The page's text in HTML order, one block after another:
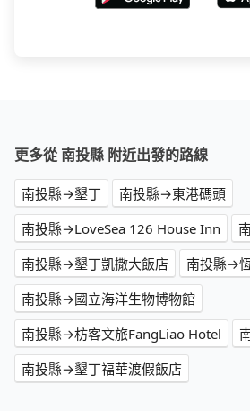
更多從 南投縣 附近出發的路線
南投縣→墾丁
南投縣→東港碼頭
南投縣→LoveSea 126 House Inn
南投縣→墾丁凱撒大飯店
南投縣→
南投縣→國立海洋生物博物館
南投縣→枋客文旅FangLiao Hotel
南投縣→墾丁福華渡假飯店